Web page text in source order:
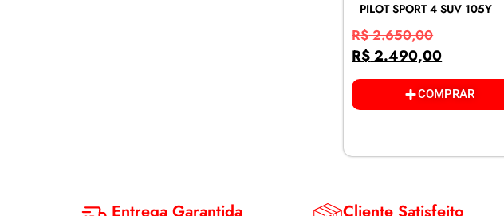
PILOT SPORT 4 SUV 105Y
R$2.650,00
R$2.490,00
COMPRAR
Entrega Garantida Cliente Satisfeito